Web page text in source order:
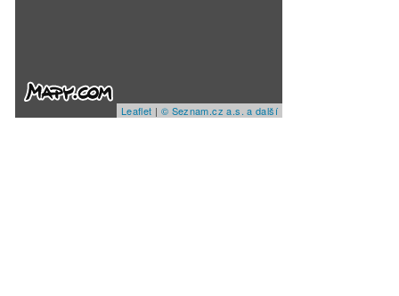
Leaflet | © Seznam.cz a.s. a další